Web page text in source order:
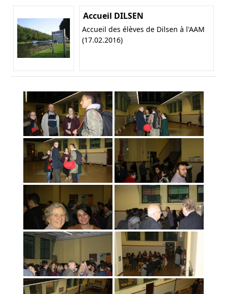
Accueil DILSEN
Accueil des élèves de Dilsen à l'AAM
(17.02.2016)